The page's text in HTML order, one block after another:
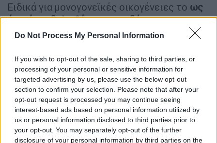
Do Not Process My Personal Information
If you wish to opt-out of the sale, sharing to third parties, or
processing of your personal or sensitive information for
targeted advertising by us, please use the below opt-out
section to confirm your selection. Please note that after your
opt-out request is processed you may continue seeing
interest-based ads based on personal information utilized by
us or personal information disclosed to third parties prior to
your opt-out. You may separately opt-out of the further
disclosure of your personal information by third parties on the
Ειδικά για μονογονεϊκές οικογένειες το ως
άνω όριο δηλωθέντος εισοδήματος
ανέρχεται σε 39.000 ευρώ, προσαυξανόμενο
πέραν του πρώτου.
Το ύψος της επιδότησης
60 ευρώμε τη χρήση ψηφιακής
χρεωστικής κάρτας για δικαιούχους
ιδιοκτήτες οχημάτων πλην
μοτοσυκλετών - μοτοποδηλάτων, με